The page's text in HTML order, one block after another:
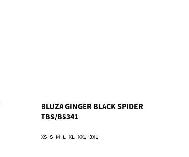
BLUZA GINGER BLACK SPIDER
TBS/BS341
XS S M L XL XXL 3XL